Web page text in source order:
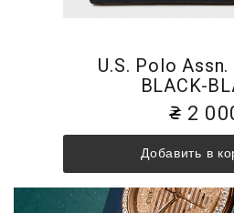
U.S. Polo Assn.
BLACK-
2
Добавить в